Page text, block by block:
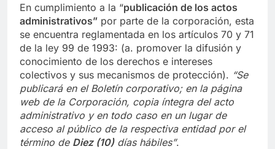
En cumplimiento a la “publicación de los actos
administrativos” por parte de la corporación, esta
se encuentra reglamentada en los artículos 70 y 71
de la ley 99 de 1993: (a. promover la difusión y
conocimiento de los derechos e intereses
colectivos y sus mecanismos de protección). “Se
publicará en el Boletín corporativo; en la página
web de la Corporación, copia íntegra del acto
administrativo y en todo caso en un lugar de
acceso al público de la respectiva entidad por el
término de Diez (10)días hábiles”.